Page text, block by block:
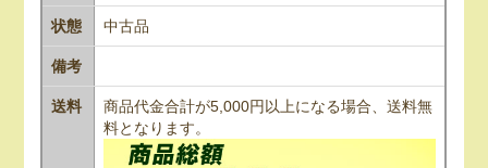
状態 中古品
備考
送料
商品代金合計が5,000円以上になる場合、送料無
料となります。